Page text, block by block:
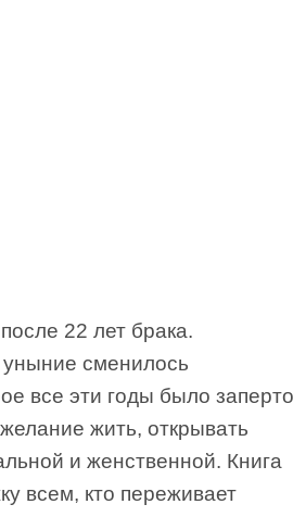
22 лет брака.
сменилось
все эти годы было заперто
жить, открывать
и женственной. Книга
всем, кто переживает